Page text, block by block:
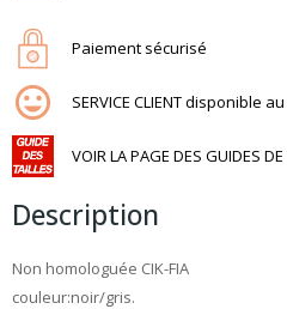
Paiement sécurisé
SERVICE CLIENT disponible
VOIR LA PAGE DES GUIDES DE
Description
Non homologuée CIK-FIA
couleur:noir/gris.